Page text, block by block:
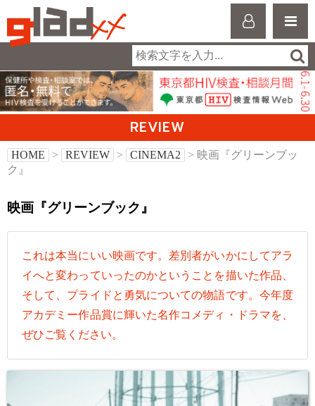
REVIEW
HOME > REVIEW > CINEMA2
> 映画『グリーンブッ
ク』
映画『グリーンブック』
これは本当にいい映画です。差別者がいかにしてアラ
イへと変わっていったのかということを描いた作品、
そして、プライドと勇気についての物語です。今年度
アカデミー作品賞に輝いた名作コメディ・ドラマを、
ぜひご覧ください。